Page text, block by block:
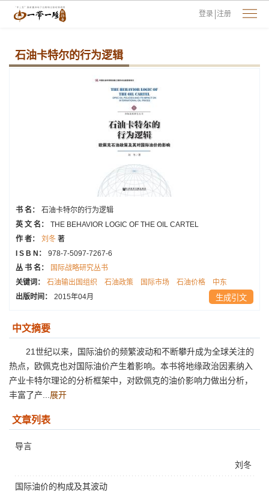
登录 注册
石油卡特尔的行为逻辑
书 名：
石油卡特尔的行为逻辑
英 文 名：
THE BEHAVIOR LOGIC OF THE OIL CARTEL
作 者：
刘冬 著
I S B N：
978-7-5097-7267-6
丛 书 名：
国际战略研究丛书
关键词：
石油输出国组织 石油政策 国际市场 石油价格
中东
出版时间：
2015年04月 生成引文
中文摘要
21世纪以来，国际油价的频繁波动和不断攀升成为全球关注的
热点，欧佩克也对国际油价产生着影响。本书将地缘政治因素纳入
产业卡特尔理论的分析框架中，对欧佩克的油价影响力做出分析，
丰富了产... 展开
文章列表
刘冬
导言
国际油价的构成及其波动